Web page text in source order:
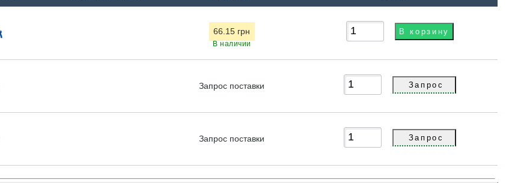
66.15 грн
В наличии
Запрос поставки
Запрос поставки